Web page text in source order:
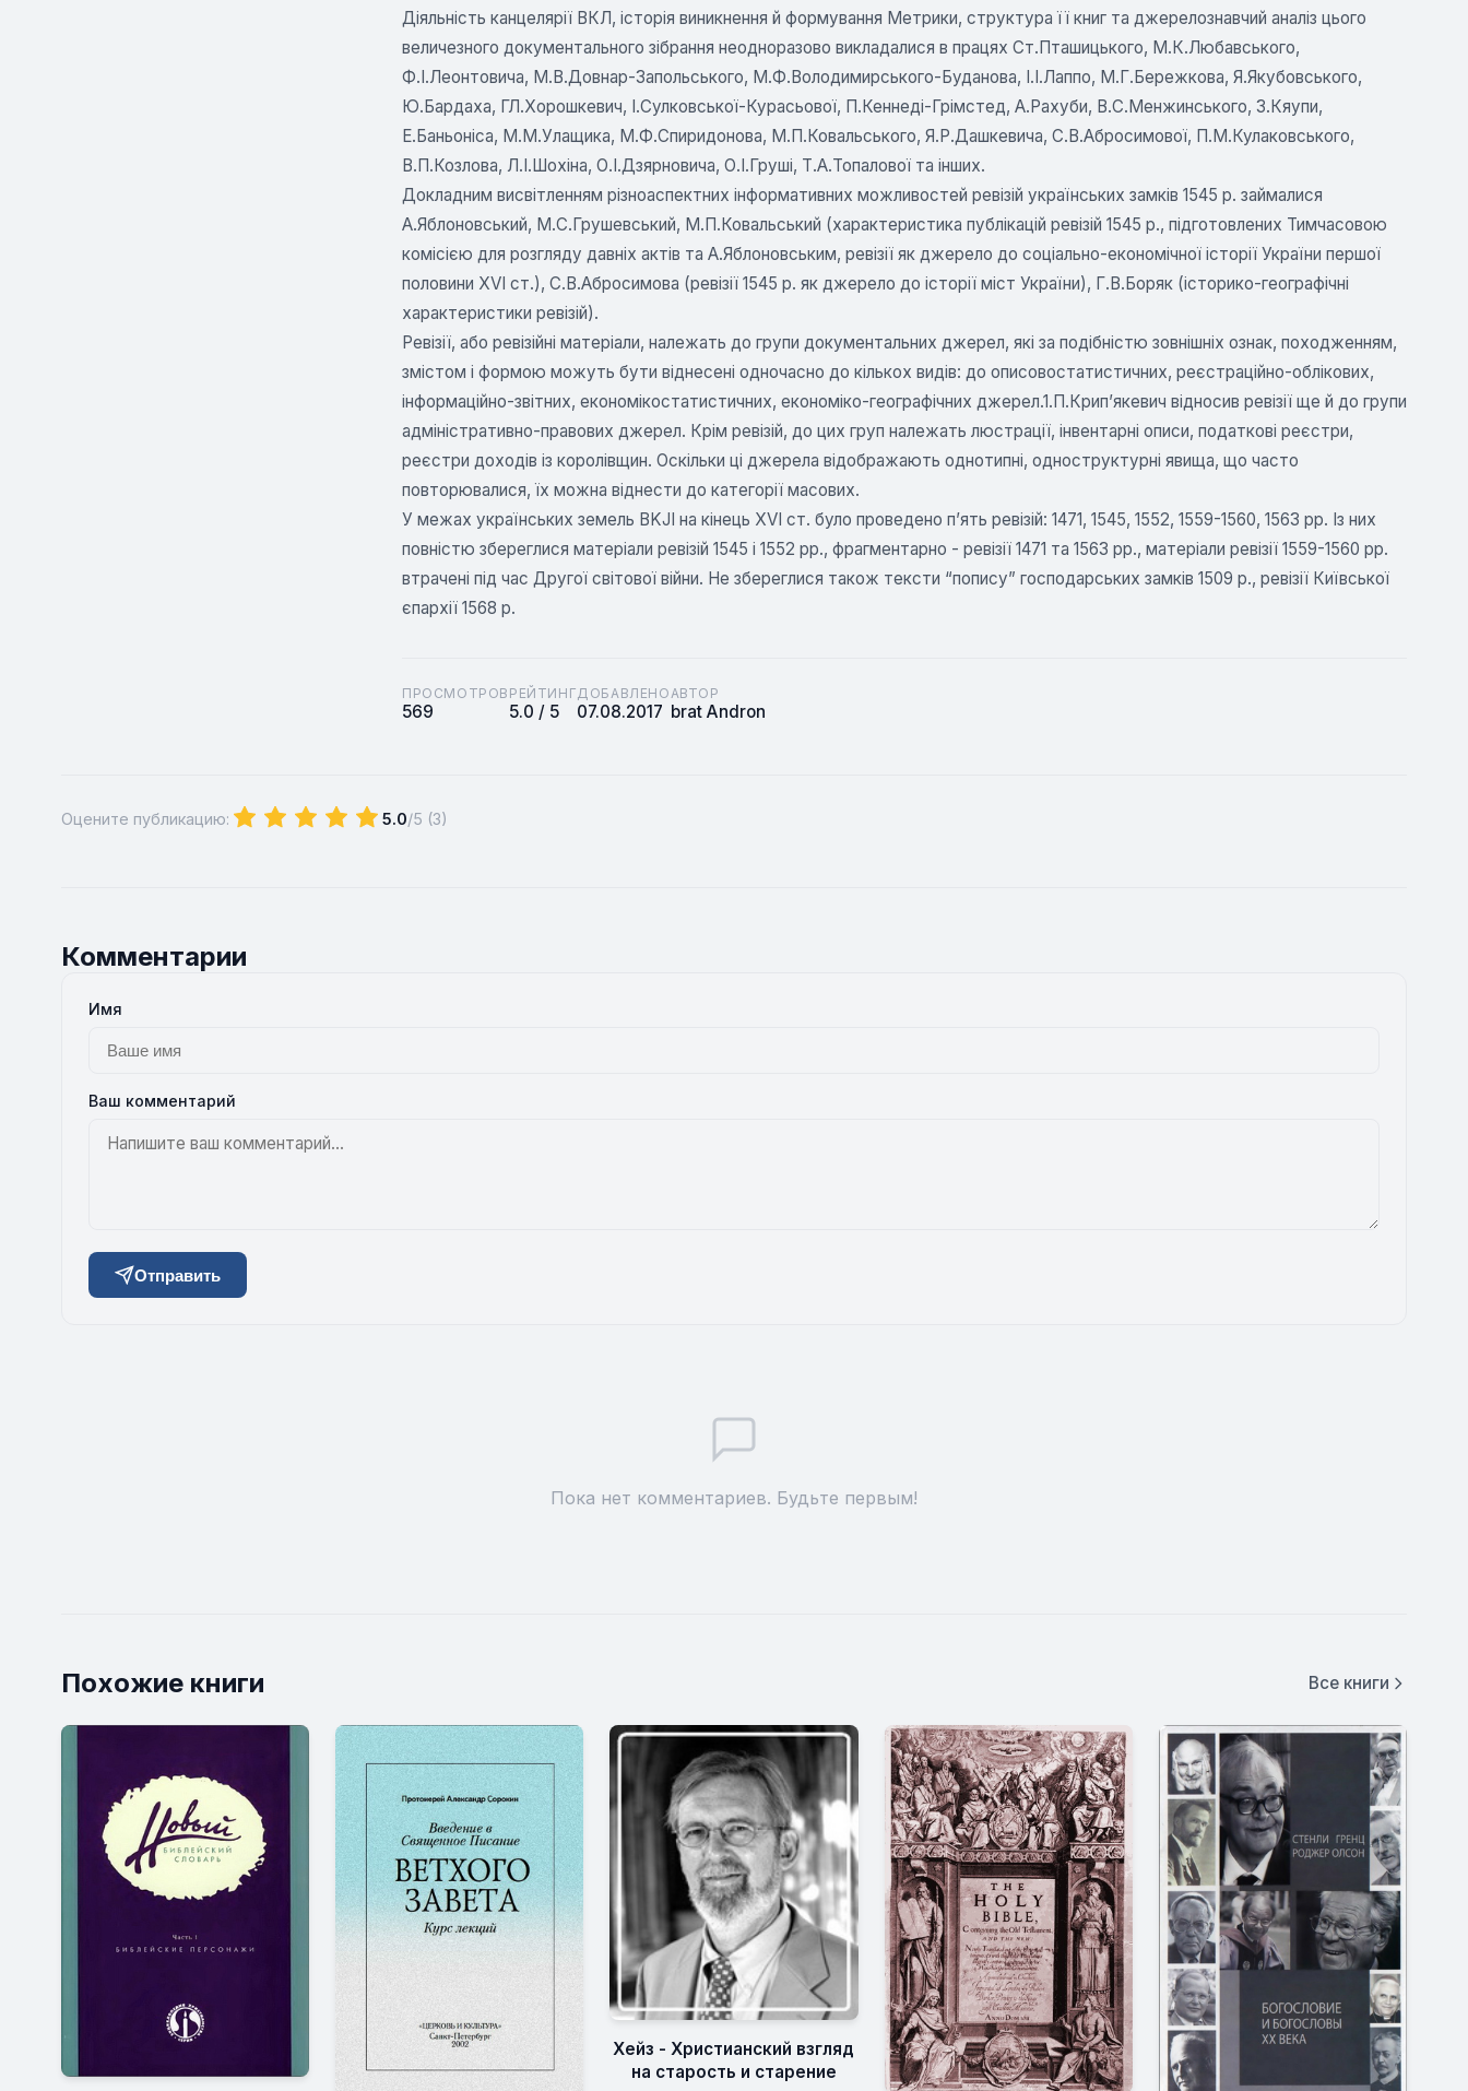
Діяльність канцелярії ВКЛ, історія виникнення й формування Метрики, структура її книг та джерелознавчий аналіз цього
величезного документального зібрання неодноразово викладалися в працях Ст.Пташицького, М.К.Любавського,
Ф.І.Леонтовича, М.В.Довнар-Запольського, М.Ф.Володимирського-Буданова, І.І.Лаппо, М.Г.Бережкова, Я.Якубовського,
Ю.Бардаха, ГЛ.Хорошкевич, І.Сулковської-Курасьової, П.Кеннеді-Грімстед, А.Рахуби, В.С.Менжинського, З.Кяупи,
Е.Баньоніса, М.М.Улащика, М.Ф.Спиридонова, М.П.Ковальського, Я.Р.Дашкевича, С.В.Абросимової, П.М.Кулаковського,
В.П.Козлова, Л.І.Шохіна, О.І.Дзярновича, О.І.Груші, Т.А.Топалової та інших.
Докладним висвітленням різноаспектних інформативних можливостей ревізій українських замків 1545 р. займалися
А.Яблоновський, М.С.Грушевський, М.П.Ковальський (характеристика публікацій ревізій 1545 p., підготовлених Тимчасовою
комісією для розгляду давніх актів та А.Яблоновським, ревізії як джерело до соціально-економічної історії України першої
половини XVI ст.), С.В.Абросимова (ревізії 1545 р. як джерело до історії міст України), Г.В.Боряк (історико-географічні
характеристики ревізій).
Ревізії, або ревізійні матеріали, належать до групи документальних джерел, які за подібністю зовнішніх ознак, походженням,
змістом і формою можуть бути віднесені одночасно до кількох видів: до описовостатистичних, реєстраційно-облікових,
інформаційно-звітних, економікостатистичних, економіко-географічних джерел.1.П.Крип’якевич відносив ревізії ще й до групи
адміністративно-правових джерел. Крім ревізій, до цих груп належать люстрації, інвентарні описи, податкові реєстри,
реєстри доходів із королівщин. Оскільки ці джерела відображають однотипні, одноструктурні явища, що часто
повторювалися, їх можна віднести до категорії масових.
У межах українських земель BKJI на кінець XVI ст. було проведено п’ять ревізій: 1471, 1545, 1552, 1559-1560, 1563 pp. Із них
повністю збереглися матеріали ревізій 1545 і 1552 pp., фрагментарно - ревізії 1471 та 1563 pp., матеріали ревізії 1559-1560 pp.
втрачені під час Другої світової війни. Не збереглися також тексти “попису” господарських замків 1509 р., ревізії Київської
єпархії 1568 р.
ПРОСМОТРОВ
569
РЕЙТИНГ
5.0 / 5
ДОБАВЛЕНО
07.08.2017
АВТОР
brat Andron
Оцените публикацию: 5.0/5 (3)
Комментарии
Имя
Ваш комментарий
Отправить
Пока нет комментариев. Будьте первым!
Похожие книги Все книги
Хейз - Христианский взгляд
на старость и старение